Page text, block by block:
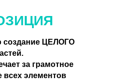
создание ЦЕЛОГО
за грамотное
всех элементов